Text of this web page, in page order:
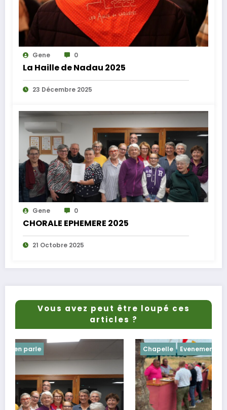
Gene 0
La Haille de Nadau 2025
23 Décembre 2025
Gene 0
CHORALE EPHEMERE 2025
21 Octobre 2025
Vous avez peut être loupé ces
articles ?
Chapelle